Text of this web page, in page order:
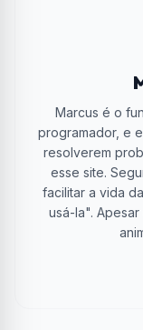
Marcus é o
programador, e
resolverem
esse site.
facilitar a vida
usá-la".